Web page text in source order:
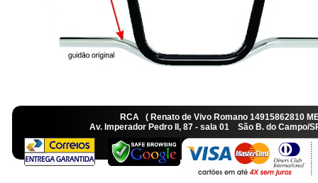
RCA ( Renato de Vivo Romano
Av. Imperador Pedro II, 87 - sala 01 São B. do